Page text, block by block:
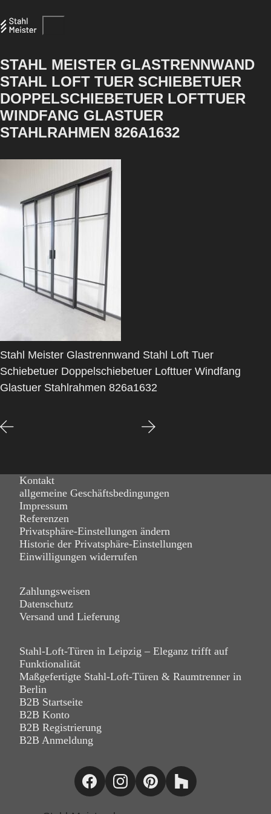
STAHL MEISTER GLASTRENNWAND
STAHL LOFT TUER SCHIEBETUER
DOPPELSCHIEBETUER LOFTTUER
WINDFANG GLASTUER
STAHLRAHMEN 826A1632
Stahl Meister Glastrennwand Stahl Loft Tuer
Schiebetuer Doppelschiebetuer Lofttuer Windfang
Glastuer Stahlrahmen 826a1632
Kontakt
allgemeine Geschäftsbedingungen
Impressum
Referenzen
Privatsphäre-Einstellungen ändern
Historie der Privatsphäre-Einstellungen
Einwilligungen widerrufen
Zahlungsweisen
Datenschutz
Versand und Lieferung
Stahl-Loft-Türen in Leipzig – Eleganz trifft auf
Funktionalität
Maßgefertigte Stahl-Loft-Türen & Raumtrenner in
Berlin
B2B Startseite
B2B Konto
B2B Registrierung
B2B Anmeldung